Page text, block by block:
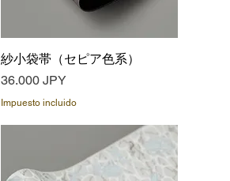
Vista rápida
紗小袋帯（セピア色系）
Precio
36.000 JPY
Impuesto incluido